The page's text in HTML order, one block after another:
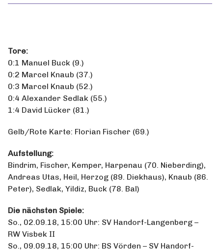
Tore:
0:1 Manuel Buck (9.)
0:2 Marcel Knaub (37.)
0:3 Marcel Knaub (52.)
0:4 Alexander Sedlak (55.)
1:4 David Lücker (81.)
Gelb/Rote Karte: Florian Fischer (69.)
Aufstellung:
Bindrim, Fischer, Kemper, Harpenau (70. Nieberding),
Andreas Utas, Heil, Herzog (89. Diekhaus), Knaub (86.
Peter), Sedlak, Yildiz, Buck (78. Bal)
Die nächsten Spiele:
So., 02.09.18, 15:00 Uhr: SV Handorf-Langenberg –
RW Visbek II
So., 09.09.18, 15:00 Uhr: BS Vörden – SV Handorf-